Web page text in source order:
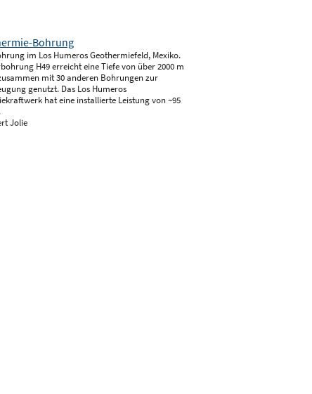
im Los Humeros Geothermiefeld, Mexiko.
H49 erreicht eine Tiefe von über 2000 m
mit 30 anderen Bohrungen zur
genutzt. Das Los Humeros
hat eine installierte Leistung von ~95
Jolie